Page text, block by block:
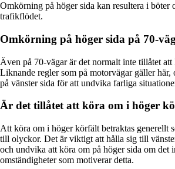
Omkörning på höger sida kan resultera i böter
trafikflödet.
Omkörning på höger sida på 70-väg
Även på 70-vägar är det normalt inte tillåtet att
Liknande regler som på motorvägar gäller
på vänster sida för att undvika farliga
Är det tillåtet att köra om i höger
Att köra om i höger körfält betraktas generellt
till olyckor. Det är viktigt att hålla sig till
och undvika att köra om på höger sida om det
omständigheter som motiverar detta.